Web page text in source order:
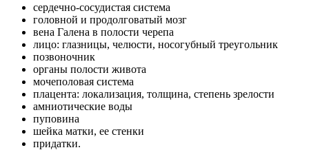
сердечно-сосудистая система
головной и продолговатый мозг
вена Галена в полости черепа
лицо: глазницы, челюсти, носогубный треугольник
позвоночник
органы полости живота
мочеполовая система
плацента: локализация, толщина, степень зрелости
амниотические воды
пуповина
шейка матки, ее стенки
придатки.